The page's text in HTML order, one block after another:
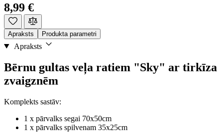
8,99 €
Apraksts Produkta parametri
Apraksts
Bērnu gultas veļa ratiem "Sky" ar tirkīza
zvaigznēm
Komplekts sastāv:
1 x pārvalks segai 70x50cm
1 x pārvalks spilvenam 35x25cm